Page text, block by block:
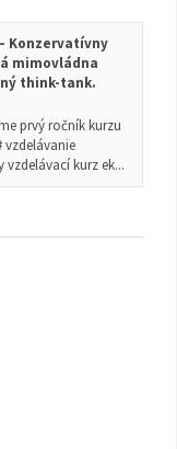
Konzervatívny
mimovládna
think-tank.
prvý ročník kurzu
vzdelávanie
kurz ek...